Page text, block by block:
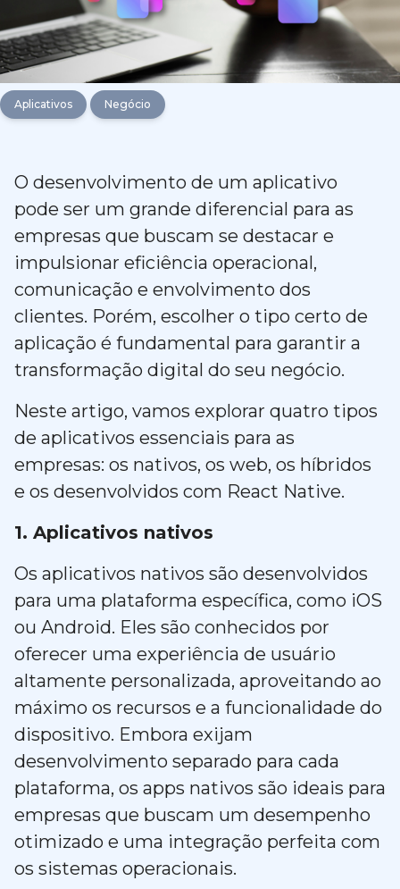
Aplicativos Negócio
O desenvolvimento de um aplicativo
pode ser um grande diferencial para as
empresas que buscam se destacar e
impulsionar eficiência operacional,
comunicação e envolvimento dos
clientes. Porém, escolher o tipo certo de
aplicação é fundamental para garantir a
transformação digital do seu negócio.
Neste artigo, vamos explorar quatro tipos
de aplicativos essenciais para as
empresas: os nativos, os web, os híbridos
e os desenvolvidos com React Native.
1. Aplicativos nativos
Os aplicativos nativos são desenvolvidos
para uma plataforma específica, como iOS
ou Android. Eles são conhecidos por
oferecer uma experiência de usuário
altamente personalizada, aproveitando ao
máximo os recursos e a funcionalidade do
dispositivo. Embora exijam
desenvolvimento separado para cada
plataforma, os apps nativos são ideais para
empresas que buscam um desempenho
otimizado e uma integração perfeita com
os sistemas operacionais.